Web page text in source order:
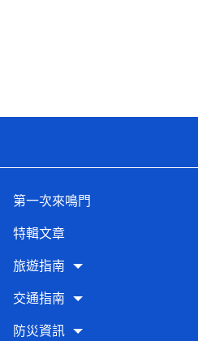
第一次來鳴門
特輯文章
旅遊指南
交通指南
防災資訊